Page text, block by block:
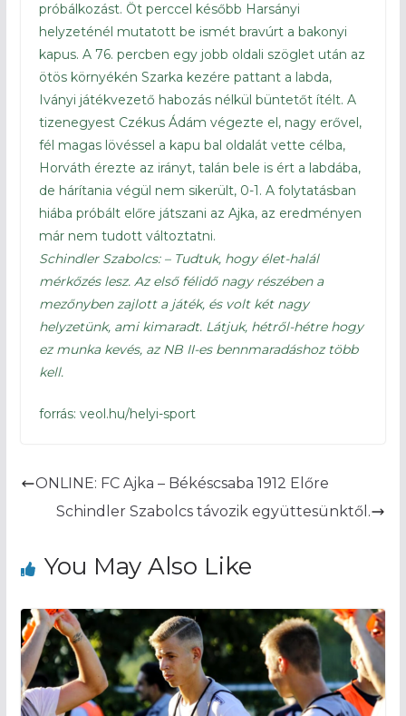
próbálkozást. Öt perccel később Harsányi
helyzeténél mutatott be ismét bravúrt a bakonyi
kapus. A 76. percben egy jobb oldali szöglet után az
ötös környékén Szarka kezére pattant a labda,
Iványi játékvezető habozás nélkül büntetőt ítélt. A
tizenegyest Czékus Ádám végezte el, nagy erővel,
fél magas lövéssel a kapu bal oldalát vette célba,
Horváth érezte az irányt, talán bele is ért a labdába,
de hárítania végül nem sikerült, 0-1. A folytatásban
hiába próbált előre játszani az Ajka, az eredményen
már nem tudott változtatni.
Schindler Szabolcs: – Tudtuk, hogy élet-halál
mérkőzés lesz. Az első félidő nagy részében a
mezőnyben zajlott a játék, és volt két nagy
helyzetünk, ami kimaradt. Látjuk, hétről-hétre hogy
ez munka kevés, az NB II-es bennmaradáshoz több
kell.
forrás: veol.hu/helyi-sport
ONLINE: FC Ajka – Békéscsaba 1912 Előre
Schindler Szabolcs távozik együttesünktől.
You May Also Like